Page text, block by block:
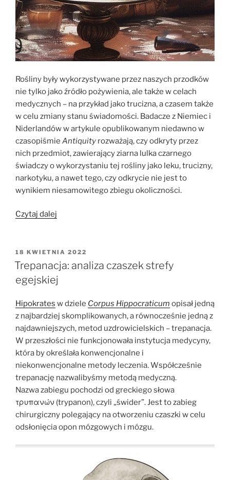
Rośliny były wykorzystywane przez naszych przodków
nie tylko jako źródło pożywienia, ale także w celach
medycznych – na przykład jako trucizna, a czasem także
w celu zmiany stanu świadomości. Badacze z Niemiec i
Niderlandów w artykule opublikowanym niedawno w
czasopiśmie Antiquity rozważają, czy odkryty przez
nich przedmiot, zawierający ziarna lulka czarnego
świadczy o wykorzystaniu tej rośliny jako leku, trucizny,
narkotyku, a nawet tego, czy odkrycie nie jest to
wynikiem niesamowitego zbiegu okoliczności.
Czytaj dalej
czy
przypadek?
Funkcja
lulka
czarnego
w
rzymskich
Niderlandach”
OPUBLIKOWANE
W
18 KWIETNIA 2022
Trepanacja: analiza czaszek strefy
egejskiej
Hipokrates w dziele Corpus Hippocraticum opisał jedną
z najbardziej skomplikowanych, a równocześnie jedną z
najdawniejszych, metod uzdrowicielskich – trepanacja.
W przeszłości nie funkcjonowała instytucja medycyny,
która by określała konwencjonalne i
niekonwencjonalne metody leczenia. Współcześnie
trepanację nazwalibyśmy metodą medyczną.
Nazwa zabiegu pochodzi od greckiego słowa
τρυπανών (trypanon), czyli „świder”. Jest to zabieg
chirurgiczny polegający na otworzeniu czaszki w celu
odsłonięcia opon mózgowych i mózgu.